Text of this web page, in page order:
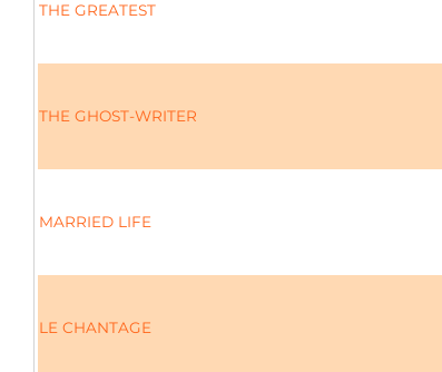
THE GREATEST
THE GHOST-WRITER
MARRIED LIFE
LE CHANTAGE